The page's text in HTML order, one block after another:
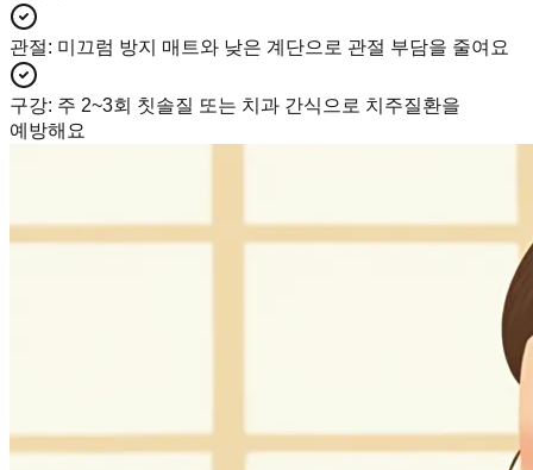
관절: 미끄럼 방지 매트와 낮은 계단으로 관절 부담을 줄여요
구강: 주 2~3회 칫솔질 또는 치과 간식으로 치주질환을
예방해요